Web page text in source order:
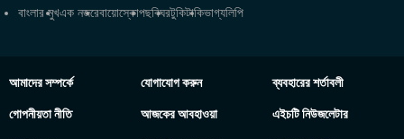
বাংলার মুখএক নজরেবায়োস্কোপছবিঘরটুকিটাকিভাগ্যলিপি
আমাদের সম্পর্কে যোগাযোগ করুন ব্যবহারের শর্তাবলী
গোপনীয়তা নীতি আজকের আবহাওয়া এইচটি নিউজলেটার